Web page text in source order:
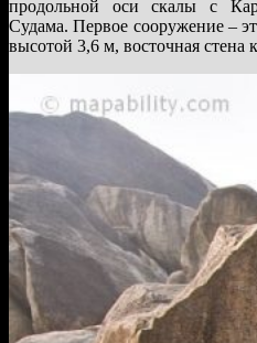
продольной оси скалы с
Судама. Первое сооружение –
высотой 3,6 м, восточная стена